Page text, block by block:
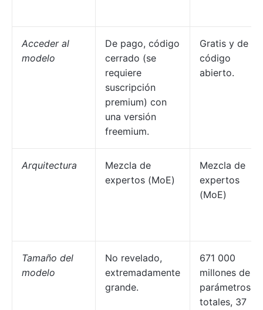
Acceder al
modelo
De pago, código
cerrado (se
requiere
suscripción
premium) con
una versión
freemium.
Gratis y de
código
abierto.
Arquitectura
Mezcla de
expertos (MoE)
Mezcla de
expertos
(MoE)
Tamaño del
modelo
No revelado,
extremadamente
grande.
671 000
millones de
parámetros
totales, 37